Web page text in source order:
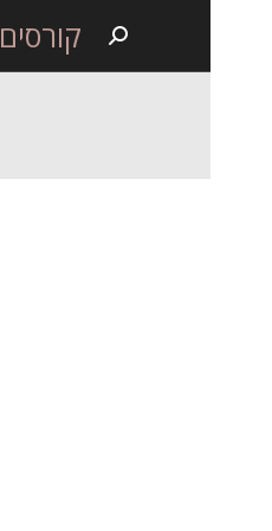
קורסיםSearch: